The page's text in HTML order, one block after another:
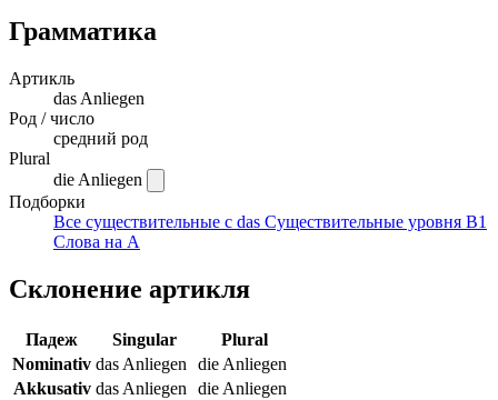
Грамматика
Артикль
das Anliegen
Род / число
средний род
Plural
die Anliegen
Подборки
Все существительные с das Существительные уровня B1
Слова на A
Склонение артикля
Падеж Singular
Plural
Nominativ das Anliegen
die Anliegen
Akkusativ das Anliegen
die Anliegen